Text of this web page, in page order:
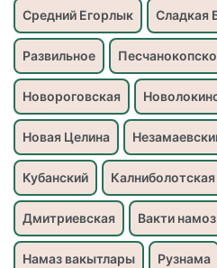
Средний Егорлык Сладкая
Развильное
Новороговская
Новая Целина
Кубанский Калниболотская
Дмитриевская Вакти намоз
Намаз вакытлары Рузнама